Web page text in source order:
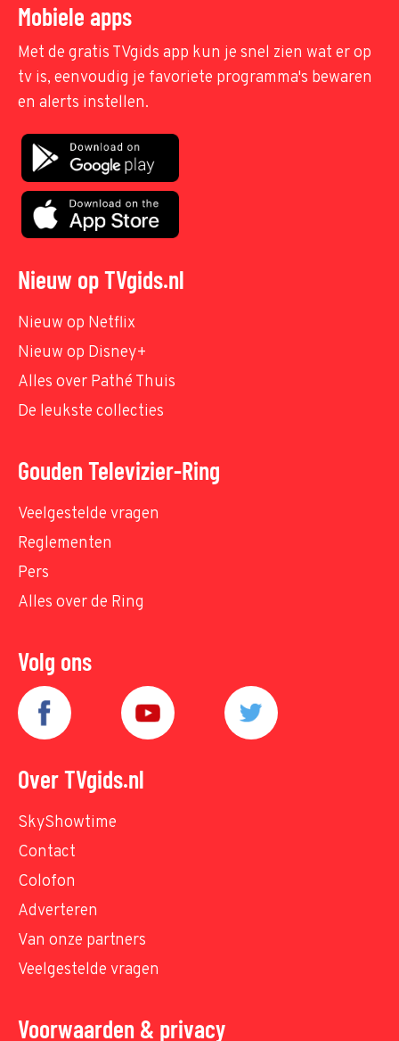
Mobiele apps
Met de gratis TVgids app kun je snel zien wat er op
tv is, eenvoudig je favoriete programma's bewaren
en alerts instellen.
Nieuw op TVgids.nl
Nieuw op Netflix
Nieuw op Disney+
Alles over Pathé Thuis
De leukste collecties
Gouden Televizier-Ring
Veelgestelde vragen
Reglementen
Pers
Alles over de Ring
Volg ons
Over TVgids.nl
SkyShowtime
Contact
Colofon
Adverteren
Van onze partners
Veelgestelde vragen
Voorwaarden & privacy